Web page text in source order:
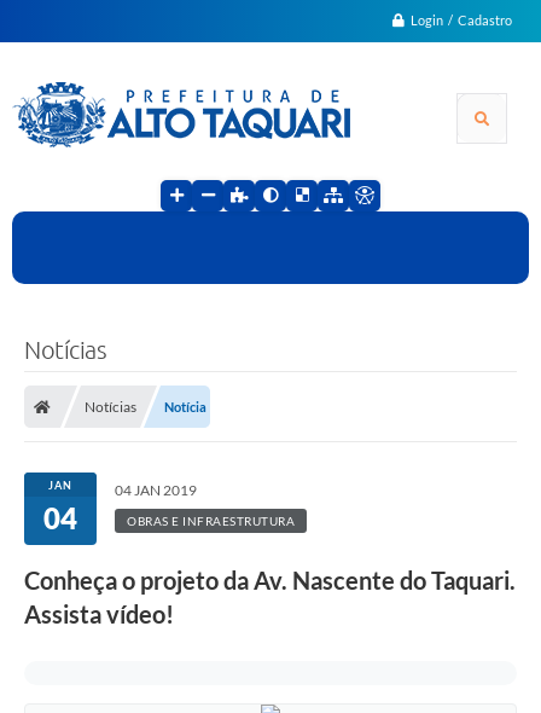
Login / Cadastro
Notícias
Notícias Notícia
JAN
04
04 JAN 2019
OBRAS E INFRAESTRUTURA
Conheça o projeto da Av. Nascente do Taquari.
Assista vídeo!